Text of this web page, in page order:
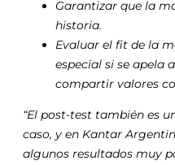
Garantizar que la
historia.
Evaluar el fit de la
especial si se apela
compartir valores
“El post-test también es
caso, y en Kantar
algunos resultados muy